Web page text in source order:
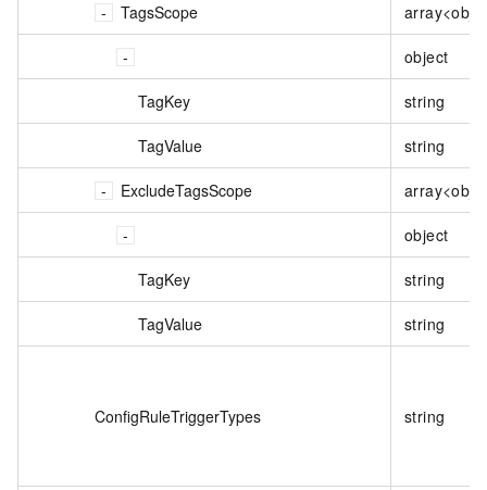
TagsScope
object
TagKey string
TagValue string
ExcludeTagsScope
object
TagKey string
TagValue string
ConfigRuleTriggerTypes string